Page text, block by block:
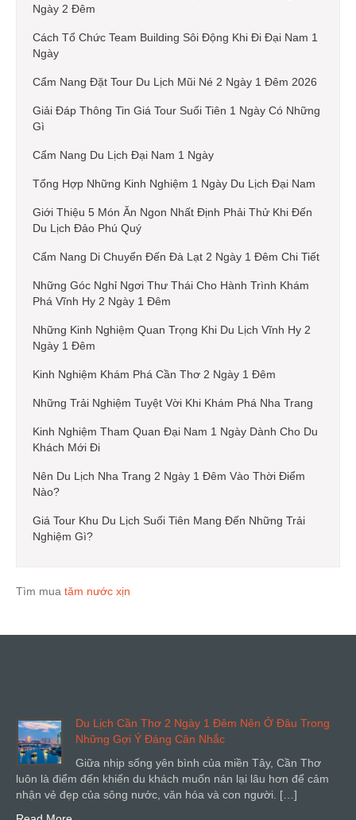
Ngày 2 Đêm
Cách Tổ Chức Team Building Sôi Động Khi Đi Đại Nam 1
Ngày
Cẩm Nang Đặt Tour Du Lịch Mũi Né 2 Ngày 1 Đêm 2026
Giải Đáp Thông Tin Giá Tour Suối Tiên 1 Ngày Có Những
Gì
Cẩm Nang Du Lịch Đại Nam 1 Ngày
Tổng Hợp Những Kinh Nghiệm 1 Ngày Du Lịch Đại Nam
Giới Thiệu 5 Món Ăn Ngon Nhất Định Phải Thử Khi Đến
Du Lịch Đảo Phú Quý
Cẩm Nang Di Chuyển Đến Đà Lạt 2 Ngày 1 Đêm Chi Tiết
Những Góc Nghỉ Ngơi Thư Thái Cho Hành Trình Khám
Phá Vĩnh Hy 2 Ngày 1 Đêm
Những Kinh Nghiệm Quan Trọng Khi Du Lịch Vĩnh Hy 2
Ngày 1 Đêm
Kinh Nghiệm Khám Phá Cần Thơ 2 Ngày 1 Đêm
Những Trải Nghiệm Tuyệt Vời Khi Khám Phá Nha Trang
Kinh Nghiệm Tham Quan Đại Nam 1 Ngày Dành Cho Du
Khách Mới Đi
Nên Du Lịch Nha Trang 2 Ngày 1 Đêm Vào Thời Điểm
Nào?
Giá Tour Khu Du Lịch Suối Tiên Mang Đến Những Trải
Nghiệm Gì?
Tìm mua tăm nước xịn
Du Lịch Cần Thơ 2 Ngày 1 Đêm Nên Ở Đâu Trong
Những Gợi Ý Đáng Cân Nhắc
Giữa nhịp sống yên bình của miền Tây, Cần Thơ
luôn là điểm đến khiến du khách muốn nán lại lâu hơn để cảm
nhận vẻ đẹp của sông nước, văn hóa và con người. […]